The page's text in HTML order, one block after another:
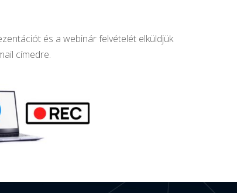
és a webinár felvételét elküldjük
címedre.